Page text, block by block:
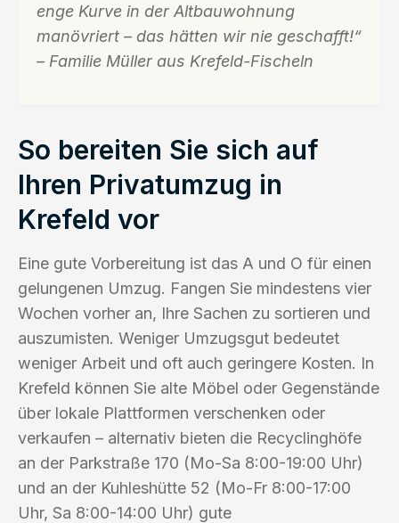
enge Kurve in der Altbauwohnung
manövriert – das hätten wir nie geschafft!“
– Familie Müller aus Krefeld-Fischeln
So bereiten Sie sich auf
Ihren Privatumzug in
Krefeld vor
Eine gute Vorbereitung ist das A und O für einen
gelungenen Umzug. Fangen Sie mindestens vier
Wochen vorher an, Ihre Sachen zu sortieren und
auszumisten. Weniger Umzugsgut bedeutet
weniger Arbeit und oft auch geringere Kosten. In
Krefeld können Sie alte Möbel oder Gegenstände
über lokale Plattformen verschenken oder
verkaufen – alternativ bieten die Recyclinghöfe
an der Parkstraße 170 (Mo-Sa 8:00-19:00 Uhr)
und an der Kuhleshütte 52 (Mo-Fr 8:00-17:00
Uhr, Sa 8:00-14:00 Uhr) gute